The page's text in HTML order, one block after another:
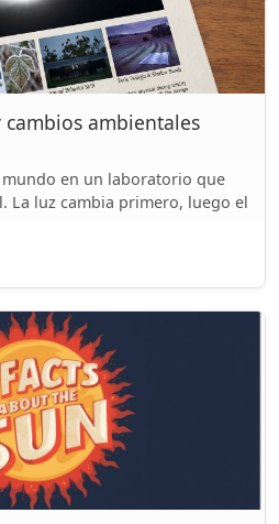
cambios ambientales
en un laboratorio que
La luz cambia primero, luego el